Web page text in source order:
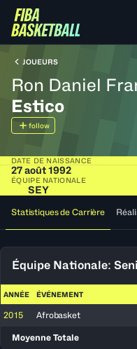
JOUEURS
Ron Daniel
Estico
follow
DATE DE NAISSANCE
27 août 1992
ÉQUIPE NATIONALE
SEY
Statistiques de Carrière
Équipe Nationale:
ANNÉE ÉVÉNEMENT
2015 Afrobasket
Moyenne Totale